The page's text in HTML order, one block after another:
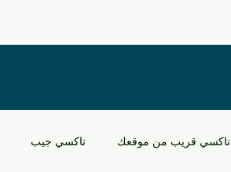
تاكسي قريب من موقعك تاكسي جيب